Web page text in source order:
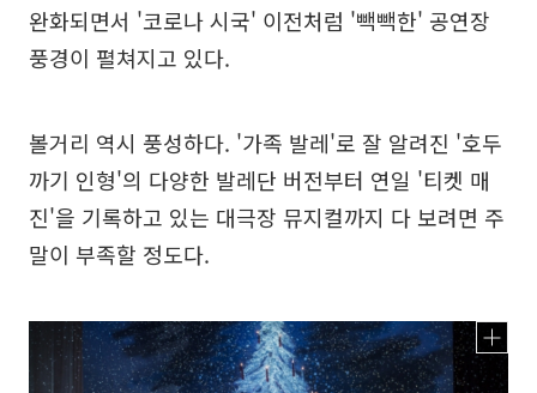
완화되면서 '코로나 시국' 이전처럼 '빽빽한' 공연장
풍경이 펼쳐지고 있다.
볼거리 역시 풍성하다. '가족 발레'로 잘 알려진 '호두
까기 인형'의 다양한 발레단 버전부터 연일 '티켓 매
진'을 기록하고 있는 대극장 뮤지컬까지 다 보려면 주
말이 부족할 정도다.